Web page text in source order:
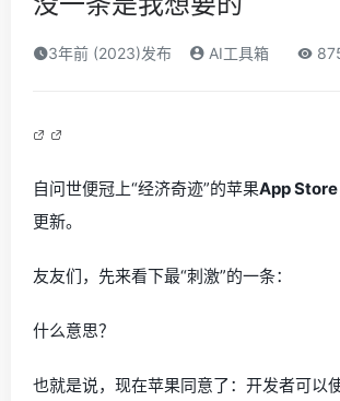
3年前 (2023)发布 AI工具箱
自问世便冠上“经济奇迹”的苹果App Store
更新。
友友们，先来看下最“刺激”的一条：
什么意思？
也就是说，现在苹果同意了：开发者可以